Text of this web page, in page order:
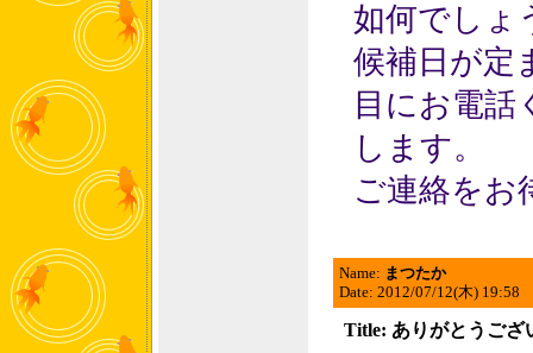
如何でしょ
候補日が定
目にお電話
します。
ご連絡をお
Name: まつたか
Date: 2012/07/12(木) 19:58
Title: ありがとうござ